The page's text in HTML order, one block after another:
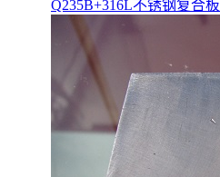
Q235B+316L不锈钢复合板